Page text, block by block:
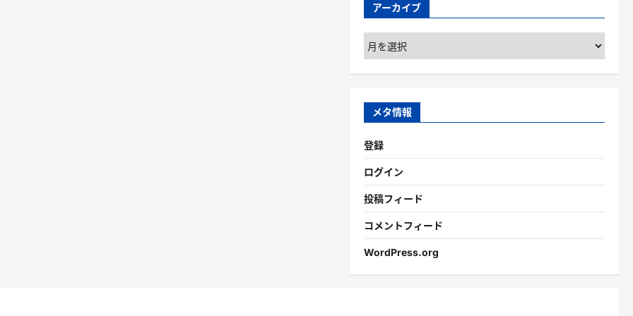
アーカイブ
ア
ー
カ
ブ
メタ情報
登録
ログイン
投稿フィード
コメントフィード
WordPress.org